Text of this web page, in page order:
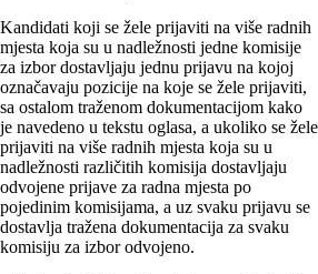
Kandidati koji se žele prijaviti na više radnih
mjesta koja su u nadležnosti jedne komisije
za izbor dostavljaju jednu prijavu na kojoj
označavaju pozicije na koje se žele prijaviti,
sa ostalom traženom dokumentacijom kako
je navedeno u tekstu oglasa, a ukoliko se žele
prijaviti na više radnih mjesta koja su u
nadležnosti različitih komisija dostavljaju
odvojene prijave za radna mjesta po
pojedinim komisijama, a uz svaku prijavu se
dostavlja tražena dokumentacija za svaku
komisiju za izbor odvojeno.